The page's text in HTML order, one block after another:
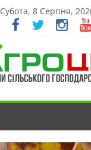
Субота, 8 Серпня,